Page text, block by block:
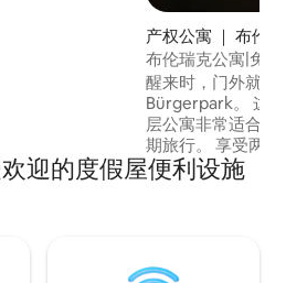
网络覆盖整套房
产权公寓 ｜ 布伦
布伦瑞克公寓|免
醒来时，门外就是
Bürgerpark。 这
层公寓非常适合商
期旅行。 享受两
间、专用工作区和
阳台，非常适合
布伦瑞克市中心。
迎的度假屋便利设施